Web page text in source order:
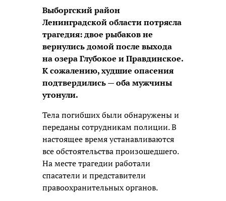
Выборгский район
Ленинградской области потрясла
трагедия: двое рыбаков не
вернулись домой после выхода
на озера Глубокое и Правдинское.
К сожалению, худшие опасения
подтвердились — оба мужчины
утонули.
Тела погибших были обнаружены и
переданы сотрудникам полиции. В
настоящее время устанавливаются
все обстоятельства произошедшего.
На месте трагедии работали
спасатели и представители
правоохранительных органов.